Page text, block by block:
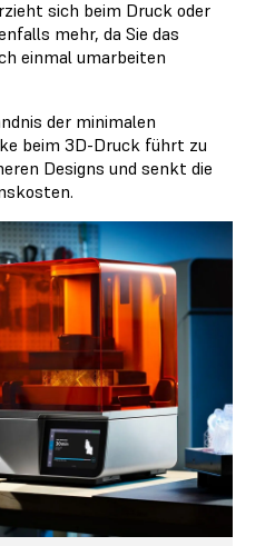
sich beim Druck oder
mehr, da Sie das
einmal umarbeiten
der minimalen
beim 3D-Druck führt zu
Designs und senkt die